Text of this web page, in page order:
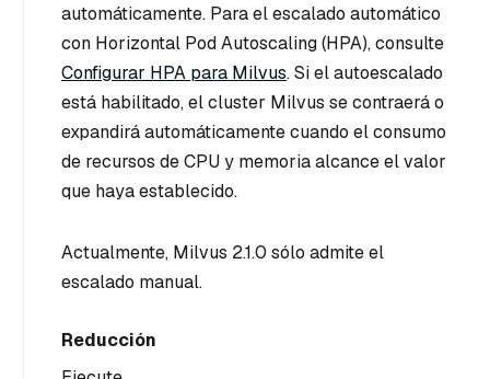
automáticamente. Para el escalado automático
con Horizontal Pod Autoscaling (HPA), consulte
Configurar HPA para Milvus. Si el autoescalado
está habilitado, el cluster Milvus se contraerá o
expandirá automáticamente cuando el consumo
de recursos de CPU y memoria alcance el valor
que haya establecido.
Actualmente, Milvus 2.1.0 sólo admite el
escalado manual.
Reducción